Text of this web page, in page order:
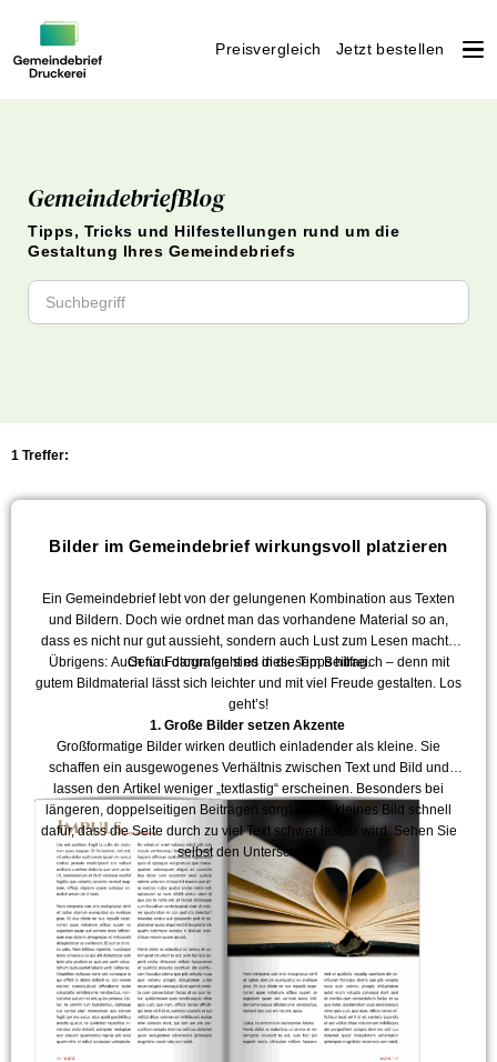
Preisvergleich Jetzt bestellen
GemeindebriefBlog
Tipps, Tricks und Hilfestellungen rund um die
Gestaltung Ihres Gemeindebriefs
1 Treffer:
Bilder im Gemeindebrief wirkungsvoll platzieren
Ein Gemeindebrief lebt von der gelungenen Kombination aus Texten
und Bildern. Doch wie ordnet man das vorhandene Material so an,
dass es nicht nur gut aussieht, sondern auch Lust zum Lesen macht?
Genau darum geht es in diesem Beitrag.
Übrigens: Auch für Fotografen sind diese Tipps hilfreich – denn mit
gutem Bildmaterial lässt sich leichter und mit viel Freude gestalten. Los
geht’s!
1. Große Bilder setzen Akzente
Großformatige Bilder wirken deutlich einladender als kleine. Sie
schaffen ein ausgewogenes Verhältnis zwischen Text und Bild und
lassen den Artikel weniger „textlastig“ erscheinen. Besonders bei
längeren, doppelseitigen Beiträgen sorgt ein zu kleines Bild schnell
dafür, dass die Seite durch zu viel Text schwer lesbar wird. Sehen Sie
selbst den Unterschied: